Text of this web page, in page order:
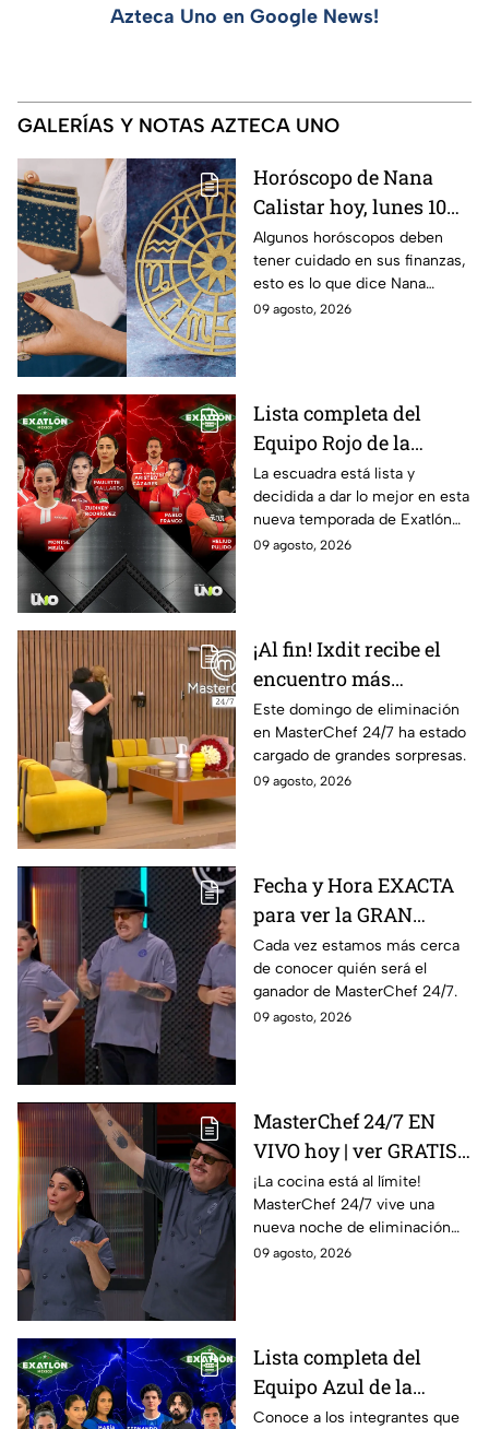
Azteca Uno en Google News!
GALERÍAS Y NOTAS AZTECA UNO
Horóscopo de Nana
Calistar hoy, lunes 10
de agosto para cada
signo; deben tener
cuidado con sus
finanzas y evitar los
Algunos horóscopos deben
tener cuidado en sus finanzas,
esto es lo que dice Nana
Calistar en sus predicciones
09 agosto, 2026
Lista completa del
Equipo Rojo de la
décima Temporada de
Exatlón México
La escuadra está lista y
decidida a dar lo mejor en esta
nueva temporada de Exatlón
México.
09 agosto, 2026
¡Al fin! Ixdit recibe el
encuentro más
esperado en
MasterChef 24/7 este
domingo 9 de agosto
Este domingo de eliminación
en MasterChef 24/7 ha estado
cargado de grandes sorpresas.
09 agosto, 2026
Fecha y Hora EXACTA
para ver la GRAN
FINAL de MasterChef
24/7
Cada vez estamos más cerca
de conocer quién será el
ganador de MasterChef 24/7.
09 agosto, 2026
MasterChef 24/7 EN
VIVO hoy | ver GRATIS
en línea la transmisión
del domingo de
ELIMINACIÓN del 09 de
agosto de la edición
online, gratis y por
internet
¡La cocina está al límite!
MasterChef 24/7 vive una
nueva noche de eliminación
donde un cocinero tendrá que
09 agosto, 2026
Lista completa del
Equipo Azul de la
décima Temporada de
Conoce a los integrantes que